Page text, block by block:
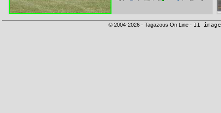
© 2004-2026 - Tagazous On Line - 11